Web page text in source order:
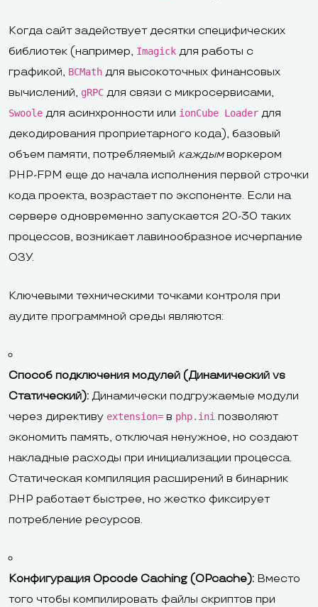
Когда сайт задействует десятки специфических
библиотек (например, Imagick для работы с
графикой, BCMath для высокоточных финансовых
вычислений, gRPC для связи с микросервисами,
Swoole для асинхронности или ionCube Loader для
декодирования проприетарного кода), базовый
объем памяти, потребляемый каждымворкером
PHP-FPM еще до начала исполнения первой строчки
кода проекта, возрастает по экспоненте. Если на
сервере одновременно запускается 20-30 таких
процессов, возникает лавинообразное исчерпание
ОЗУ.
Ключевыми техническими точками контроля при
аудите программной среды являются:
Способ подключения модулей (Динамический vs
Статический): Динамически подгружаемые модули
через директиву extension= в php.ini позволяют
экономить память, отключая ненужное, но создают
накладные расходы при инициализации процесса.
Статическая компиляция расширений в бинарник
PHP работает быстрее, но жестко фиксирует
потребление ресурсов.
Конфигурация Opcode Caching (OPcache): Вместо
того чтобы компилировать файлы скриптов при